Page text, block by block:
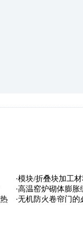
块/折叠块加工材
·高温窑炉砌体膨胀
·无机防火卷帘门的